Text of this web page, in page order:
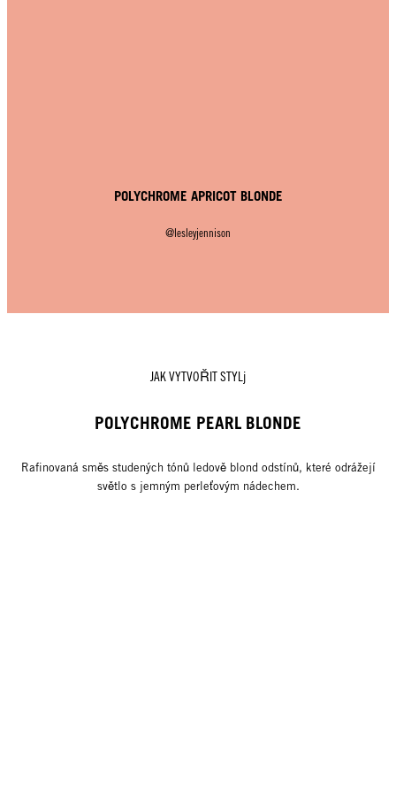
POLYCHROME APRICOT BLONDE
@lesleyjennison
JAK VYTVOŘIT STYLj
POLYCHROME PEARL BLONDE
Rafinovaná směs studených tónů ledově blond odstínů, které odrážejí
světlo s jemným perleťovým nádechem.